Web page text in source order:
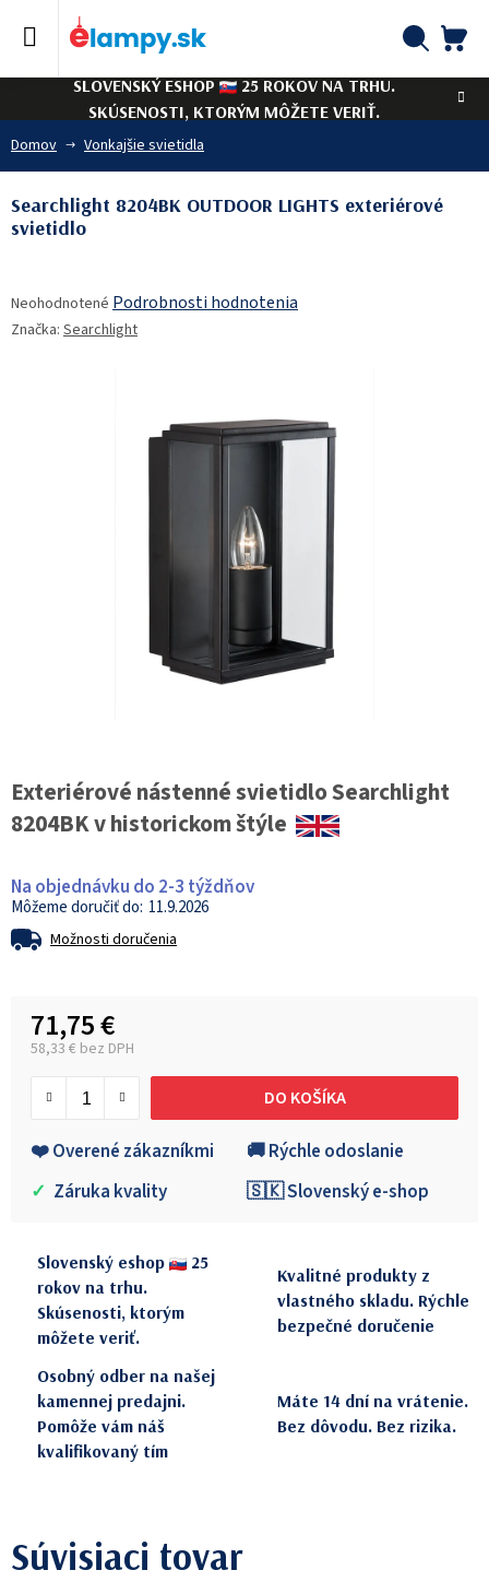
SLOVENSKÝ ESHOP
25 ROKOV NA TRHU.
SKÚSENOSTI, KTORÝM MÔŽETE VERIŤ.
Domov Vonkajšie svietidla
Exteriérové nástenné svietidlo Searchlight
8204BK v historickom štýle
Na objednávku do 2-3 týždňov
11.9.2026
Možnosti doručenia
71,75 €
58,33 € bez DPH
DO KOŠÍKA
❤️ Overené zákazníkmi
🚚 Rýchle odoslanie
✓ Záruka kvality 🇸🇰 Slovenský e-shop
Searchlight 8204BK OUTDOOR LIGHTS exteriérové
svietidlo
hodnotenie
produktu
Neohodnotené Podrobnosti hodnotenia
Značka: Searchlight
Slovenský eshop
25
rokov na trhu.
Skúsenosti, ktorým
môžete veriť.
Kvalitné produkty z
vlastného skladu. Rýchle
bezpečné doručenie
Osobný odber na našej
kamennej predajni.
Pomôže vám náš
kvalifikovaný tím
Máte 14 dní na vrátenie.
Bez dôvodu. Bez rizika.
Súvisiaci tovar